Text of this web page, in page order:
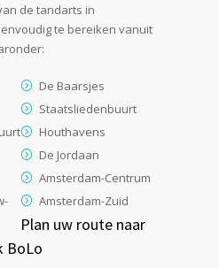
de tandarts in
te bereiken vanuit
De Baarsjes
Staatsliedenbuurt
Houthavens
De Jordaan
Amsterdam-Centrum
Amsterdam-Zuid
Plan uw route naar
BoLo